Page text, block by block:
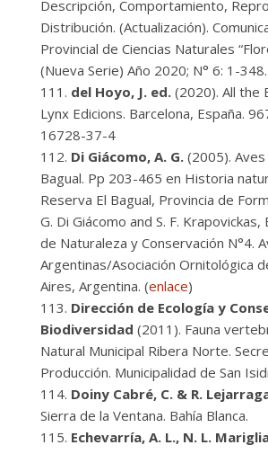
Descripción, Comportamiento,
Distribución. (Actualización).
Provincial de Ciencias Naturales
(Nueva Serie) Año 2020; N° 6: 1-
del Hoyo, J. ed. (2020). All the
Lynx Edicions. Barcelona, España.
16728-37-4
Di Giácomo, A. G. (2005).
Bagual. Pp 203-465 en Historia
Reserva El Bagual, Provincia de
G. Di Giácomo and S. F.
de Naturaleza y Conservación N°4.
Argentinas/Asociación Ornitológica
Aires, Argentina. (enlace)
Dirección de Ecología y
Biodiversidad (2011). Fauna
Natural Municipal Ribera Norte.
Producción. Municipalidad de San
Doiny Cabré, C. & R.
Sierra de la Ventana. Bahía Blanca.
Echevarría, A. L., N. L.